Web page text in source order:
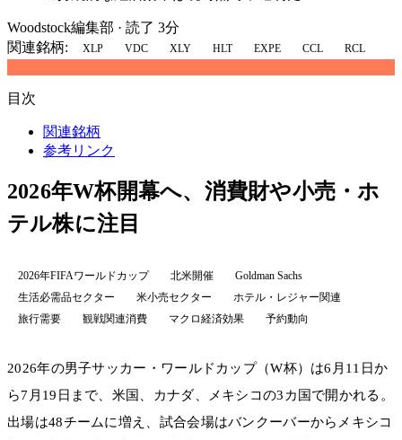
Woodstock編集部 · 読了 3分
関連銘柄:
XLP VDC XLY HLT EXPE CCL RCL
目次
関連銘柄
参考リンク
2026年W杯開幕へ、消費財や小売・ホ
テル株に注目
2026年FIFAワールドカップ 北米開催
Goldman Sachs
生活必需品セクター
米小売セクター
ホテル・レジャー関連
旅行需要
観戦関連消費 マクロ経済効果 予約動向
2026年の男子サッカー・ワールドカップ（W杯）は6月11日か
ら7月19日まで、米国、カナダ、メキシコの3カ国で開かれる。
出場は48チームに増え、試合会場はバンクーバーからメキシコ